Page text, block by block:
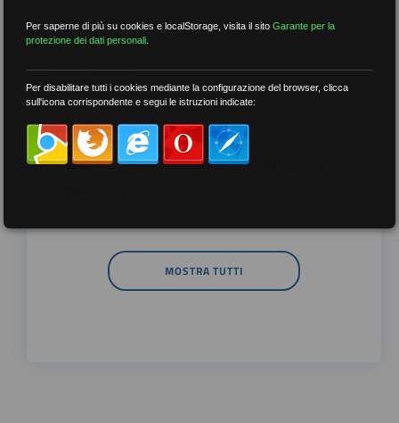
più recenti
meno recenti
per tag
##DS ##FGU ##Gilda
MOSTRA TUTTI
Per saperne di più su cookies e localStorage, visita il sitoGarante per la
protezione dei dati personali
Per disabilitare tutti i cookies mediante la configurazione del browser, clicca
sull'icona corrispondente e segui le istruzioni indicate: